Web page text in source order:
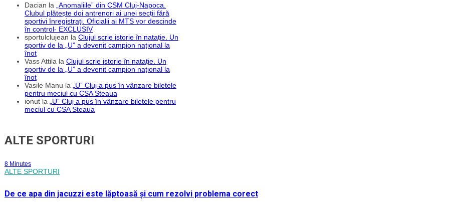
Dacian la
„Anomaliile” din CSM Cluj-Napoca.
Clubul plătește doi antrenori ai unei secții fără
sportivi înregistrați. Oficialii ai MTS vor descinde
în control- EXCLUSIV
sportulclujean la Clujul scrie istorie în natație. Un
sportiv de la „U” a devenit campion național la
înot
Vass Attila la Clujul scrie istorie în natație. Un
sportiv de la „U” a devenit campion național la
înot
Vasile Manu la
„U” Cluj a pus în vânzare biletele
pentru meciul cu CSA Steaua
ionut la
„U” Cluj a pus în vânzare biletele pentru
meciul cu CSA Steaua
ALTE SPORTURI
8 Minutes
ALTE SPORTURI
De ce apa din jacuzzi este lăptoasă și cum rezolvi problema corect